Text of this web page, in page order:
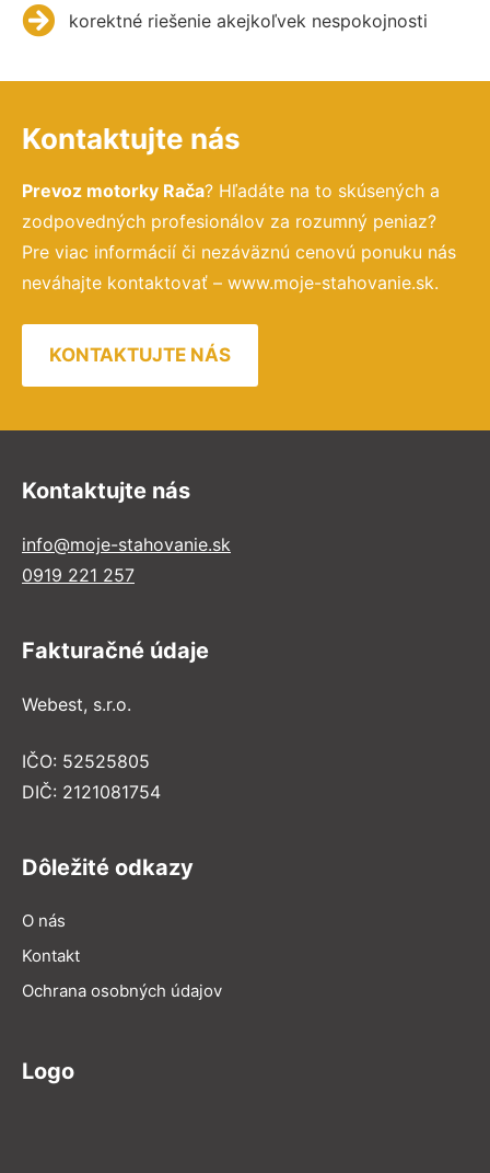
korektné riešenie akejkoľvek nespokojnosti
Kontaktujte nás
Prevoz motorky Rača? Hľadáte na to skúsených a
zodpovedných profesionálov za rozumný peniaz?
Pre viac informácií či nezáväznú cenovú ponuku nás
neváhajte kontaktovať – www.moje-stahovanie.sk.
KONTAKTUJTE NÁS
Kontaktujte nás
info@moje-stahovanie.sk
0919 221 257
Fakturačné údaje
Webest, s.r.o.
IČO: 52525805
DIČ: 2121081754
Dôležité odkazy
O nás
Kontakt
Ochrana osobných údajov
Logo